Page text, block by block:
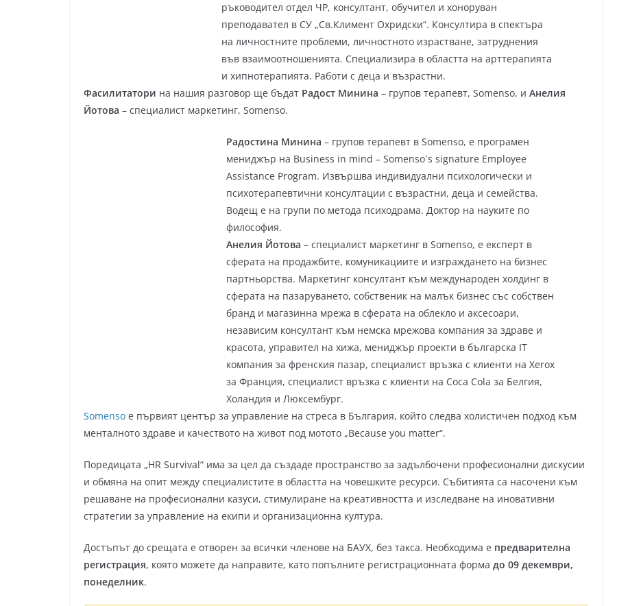
ръководител отдел ЧР, консултант, обучител и хоноруван
преподавател в СУ „Св.Климент Охридски“. Консултира в спектъра
на личностните проблеми, личностното израстване, затруднения
във взаимоотношенията. Специализира в областта на арттерапията
и хипнотерапията. Работи с деца и възрастни.
Фасилитатори на нашия разговор ще бъдат Радост Минина – групов терапевт, Somenso, и Анелия
Йотова – специалист маркетинг, Somenso.
Радостина Минина – групов терапевт в Somenso, е програмен
мениджър на Business in mind – Somenso`s signature Employee
Assistance Program. Извършва индивидуални психологически и
психотерапевтични консултации с възрастни, деца и семейства.
Водещ е на групи по метода психодрама. Доктор на науките по
философия.
Анелия Йотова – специалист маркетинг в Somenso, е експерт в
сферата на продажбите, комуникациите и изграждането на бизнес
партньорства. Маркетинг консултант към международен холдинг в
сферата на пазаруването, собственик на малък бизнес със собствен
бранд и магазинна мрежа в сферата на облекло и аксесоари,
независим консултант към немска мрежова компания за здраве и
красота, управител на хижа, мениджър проекти в българска IT
компания за френския пазар, специалист връзка с клиенти на Xerox
за Франция, специалист връзка с клиенти на Coca Cola за Белгия,
Холандия и Люксембург.
Somenso е първият център за управление на стреса в България, който следва холистичен подход към
менталното здраве и качеството на живот под мотото „Because you matter“.
Поредицата „HR Survival“ има за цел да създаде пространство за задълбочени професионални дискусии
и обмяна на опит между специалистите в областта на човешките ресурси. Събитията са насочени към
решаване на професионални казуси, стимулиране на креативността и изследване на иновативни
стратегии за управление на екипи и организационна култура.
Достъпът до срещата е отворен за всички членове на БАУХ, без такса. Необходима е предварителна
регистрация, която можете да направите, като попълните регистрационната форма до 09 декември,
понеделник.